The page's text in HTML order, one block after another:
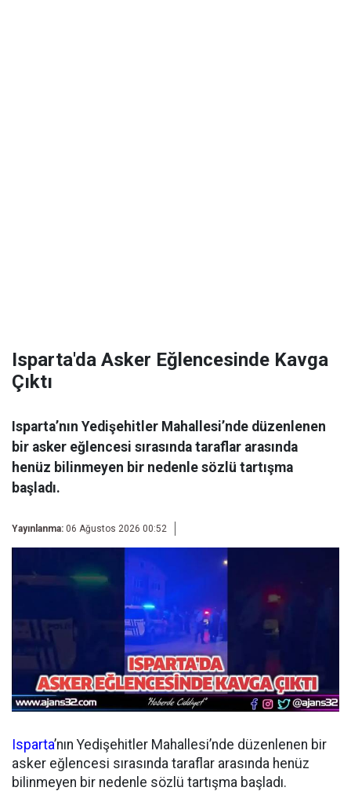
Isparta'da Asker Eğlencesinde Kavga
Çıktı
Isparta’nın Yedişehitler Mahallesi’nde düzenlenen
bir asker eğlencesi sırasında taraflar arasında
henüz bilinmeyen bir nedenle sözlü tartışma
başladı.
Yayınlanma: 06 Ağustos 2026 00:52
Isparta’nın Yedişehitler Mahallesi’nde düzenlenen bir
asker eğlencesi sırasında taraflar arasında henüz
bilinmeyen bir nedenle sözlü tartışma başladı.